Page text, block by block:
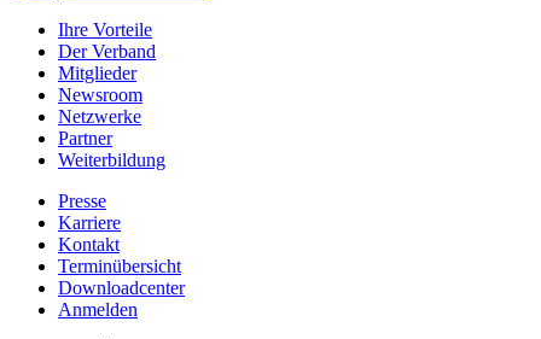
Ihre Vorteile
Der Verband
Mitglieder
Newsroom
Netzwerke
Partner
Weiterbildung
Presse
Karriere
Kontakt
Terminübersicht
Downloadcenter
Anmelden